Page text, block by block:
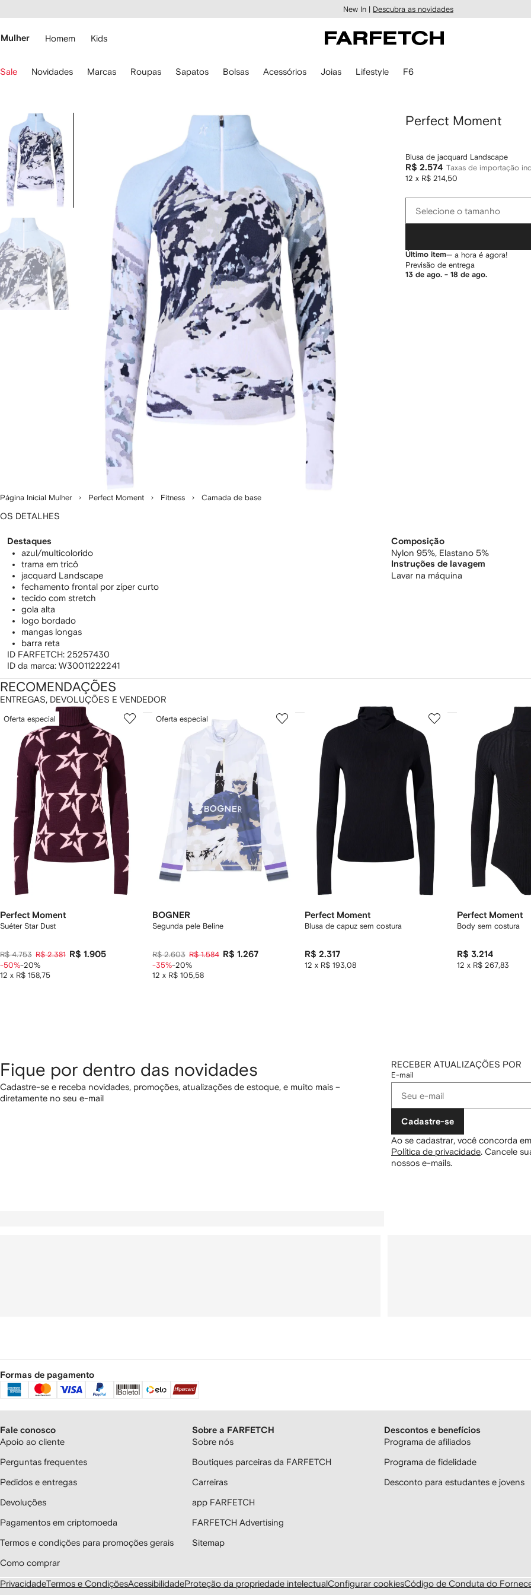
New In | Descubra as novidades
Mulher Homem Kids
Sale Novidades Marcas Roupas Sapatos Bolsas Acessórios Joias Lifestyle F6
Imagem
Página Inicial Mulher Perfect Moment Fitness Camada de base
Perfect Moment
Blusa de jacquard Landscape
R$ 2.574
12 x R$ 214,50
Taxas de importação
tamanho
Selecione o tamanho
Último item— a hora é agora!
Previsão de entrega
13 de ago. - 18 de ago.
OS DETALHES
Destaques
azul/multicolorido
trama em tricô
jacquard Landscape
fechamento frontal por zíper curto
tecido com stretch
gola alta
logo bordado
mangas longas
barra reta
ID FARFETCH: 25257430
ID da marca: W30011222241
Composição
Nylon 95%, Elastano 5%
Instruções de lavagem
Lavar na máquina
ENTREGAS, DEVOLUÇÕES E VENDEDOR
RECOMENDAÇÕES
deOferta especial
Perfect Moment
Suéter Star Dust
R$ 4.753 R$ 2.381 R$ 1.905
12 x R$ 158,75
-50%-20%
2
de
Oferta especial
BOGNER
Segunda pele Beline
R$ 2.603 R$ 1.584 R$ 1.267
12 x R$ 105,58
-35%-20%
3
Perfect Moment
Blusa de capuz sem costura
R$ 2.317
12 x R$ 193,08
4
Perfect Moment
Body sem costura
R$ 3.214
12 x R$ 267,83
Fique por dentro das novidades
Cadastre-se e receba novidades, promoções, atualizações de estoque, e muito mais –
diretamente no seu e-mail
RECEBER ATUALIZAÇÕES POR
E-mail
Cadastre-se
Ao se cadastrar, você concorda
Política de privacidade. Cancele
nossos e-mails.
Formas de pagamento
Fale conosco
Apoio ao cliente
Perguntas frequentes
Pedidos e entregas
Devoluções
Pagamentos em criptomoeda
Termos e condições para promoções gerais
Como comprar
Sobre a FARFETCH
Sobre nós
Boutiques parceiras da FARFETCH
Carreiras
app FARFETCH
FARFETCH Advertising
Sitemap
Descontos e benefícios
Programa de afiliados
Programa de fidelidade
Desconto para estudantes e jovens
PrivacidadeTermos e CondiçõesAcessibilidadeProteção da propriedade intelectualConfigurar cookiesCódigo de Conduta do